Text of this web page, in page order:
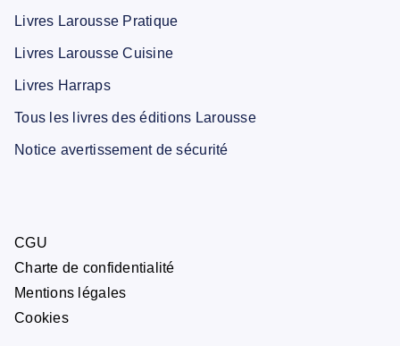
Livres Larousse Pratique
Livres Larousse Cuisine
Livres Harraps
Tous les livres des éditions Larousse
Notice avertissement de sécurité
CGU
Charte de confidentialité
Mentions légales
Cookies